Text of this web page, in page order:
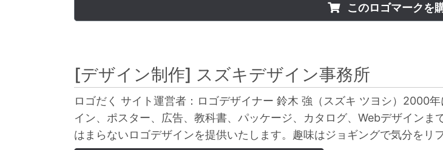
このロゴマークを
[デザイン制作] スズキデザイン事務所
ロゴだく サイト運営者：ロゴデザイナー 鈴木 強（スズキ ツヨシ）2000
イン、ポスター、広告、教科書、パッケージ、カタログ、Webデザイン
はまらないロゴデザインを提供いたします。趣味はジョギングで気分をリ